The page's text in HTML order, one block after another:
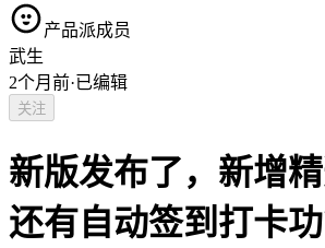
产品派成员
武生
2个月前·已编辑
关注
新版发布了，新增精
还有自动签到打卡